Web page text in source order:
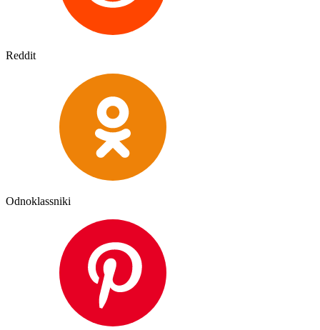
Reddit
Odnoklassniki